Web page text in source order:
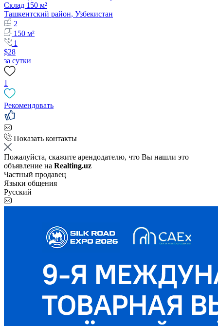
Склад 150 м²
Ташкентский район, Узбекистан
2
150 м²
1
$28
за сутки
1
Рекомендовать
Показать контакты
Пожалуйста, скажите арендодателю, что Вы нашли это
объявление на Realting.uz
Частный продавец
Языки общения
Русский